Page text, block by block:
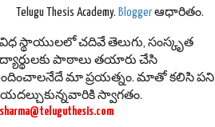
Telugu Thesis Academy. Blogger ఆధారితం.
స్థాయులలో చదివే తెలుగు, సంస్కృత
పాఠాలు తయారు చేసి
మా ప్రయత్నం. మాతో కలిసి పని
స్వాగతం.